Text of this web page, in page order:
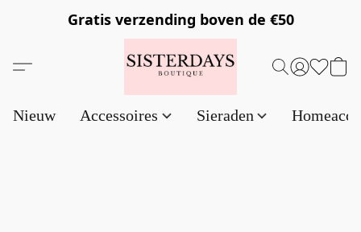
Gratis verzending boven de €50
Nieuw Accessoires Sieraden